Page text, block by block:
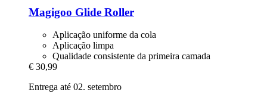
Magigoo Glide Roller
Aplicação uniforme da cola
Aplicação limpa
Qualidade consistente da primeira camada
€ 30,99
Entrega até 02. setembro